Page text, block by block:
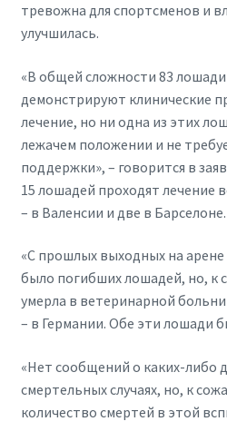
тревожна для спортсменов и
улучшилась.
«В общей сложности 83 лошади
демонстрируют клинические
лечение, но ни одна из этих
лежачем положении и не
поддержки», – говорится в
15 лошадей проходят лечение
– в Валенсии и две в Барселоне.
«С прошлых выходных на
было погибших лошадей, но, к
умерла в ветеринарной
– в Германии. Обе эти лошади
«Нет сообщений о каких-либо
смертельных случаях, но, к
количество смертей в этой